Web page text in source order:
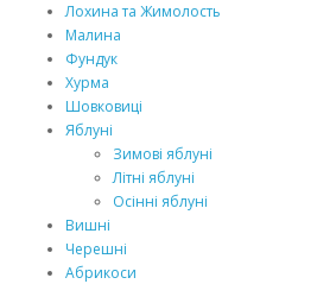
Лохина та Жимолость
Малина
Фундук
Хурма
Шовковиці
Яблуні
Зимові яблуні
Літні яблуні
Осінні яблуні
Вишні
Черешні
Абрикоси